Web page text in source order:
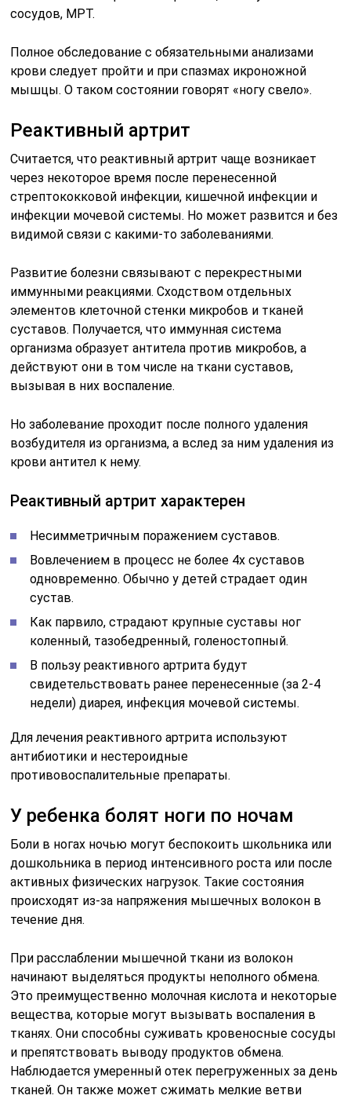
сосудов, МРТ.
Полное обследование с обязательными анализами
крови следует пройти и при спазмах икроножной
мышцы. О таком состоянии говорят «ногу свело».
Реактивный артрит
Считается, что реактивный артрит чаще возникает
через некоторое время после перенесенной
стрептококковой инфекции, кишечной инфекции и
инфекции мочевой системы. Но может развится и без
видимой связи с какими-то заболеваниями.
Развитие болезни связывают с перекрестными
иммунными реакциями. Сходством отдельных
элементов клеточной стенки микробов и тканей
суставов. Получается, что иммунная система
организма образует антитела против микробов, а
действуют они в том числе на ткани суставов,
вызывая в них воспаление.
Но заболевание проходит после полного удаления
возбудителя из организма, а вслед за ним удаления из
крови антител к нему.
Реактивный артрит характерен
Несимметричным поражением суставов.
Вовлечением в процесс не более 4х суставов
одновременно. Обычно у детей страдает один
сустав.
Как парвило, страдают крупные суставы ног
коленный, тазобедренный, голеностопный.
В пользу реактивного артрита будут
свидетельствовать ранее перенесенные (за 2-4
недели) диарея, инфекция мочевой системы.
Для лечения реактивного артрита используют
антибиотики и нестероидные
противовоспалительные препараты.
У ребенка болят ноги по ночам
Боли в ногах ночью могут беспокоить школьника или
дошкольника в период интенсивного роста или после
активных физических нагрузок. Такие состояния
происходят из-за напряжения мышечных волокон в
течение дня.
При расслаблении мышечной ткани из волокон
начинают выделяться продукты неполного обмена.
Это преимущественно молочная кислота и некоторые
вещества, которые могут вызывать воспаления в
тканях. Они способны суживать кровеносные сосуды
и препятствовать выводу продуктов обмена.
Наблюдается умеренный отек перегруженных за день
тканей. Он также может сжимать мелкие ветви